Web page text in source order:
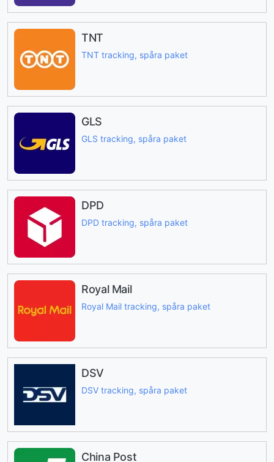
TNT
TNT tracking, spåra paket
GLS
GLS tracking, spåra paket
DPD
DPD tracking, spåra paket
Royal Mail
Royal Mail tracking, spåra paket
DSV
DSV tracking, spåra paket
China Post